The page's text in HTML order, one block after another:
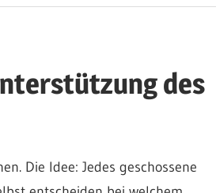
des
Die Idee: Jedes geschossene